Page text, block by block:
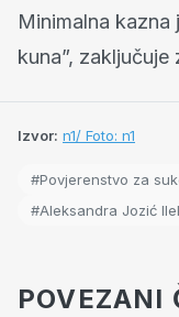
Minimalna
kuna”, zaključuje
Izvor: n1/ Foto: n1
#Povjerenstvo za
#Aleksandra Jozić
POVEZANI